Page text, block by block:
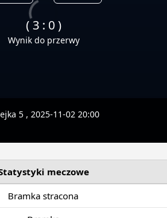
( 3 : 0 )
Wynik do przerwy
5 , 2025-11-02 20:00
meczowe
Bramka stracona